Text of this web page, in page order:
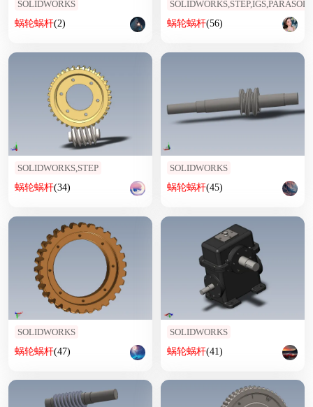
SOLIDWORKS
蜗轮蜗杆(2) 蜗轮蜗杆(56)
SOLIDWORKS,STEP
蜗轮蜗杆(34)
SOLIDWORKS
蜗轮蜗杆(45)
SOLIDWORKS
蜗轮蜗杆(47)
SOLIDWORKS
蜗轮蜗杆(41)